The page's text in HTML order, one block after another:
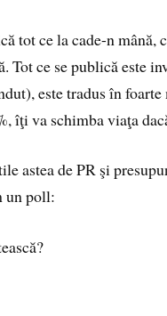
tot ce la cade-n mână,
Tot ce se publică este
este tradus în
îţi va schimba viaţa
astea de PR şi
un poll: